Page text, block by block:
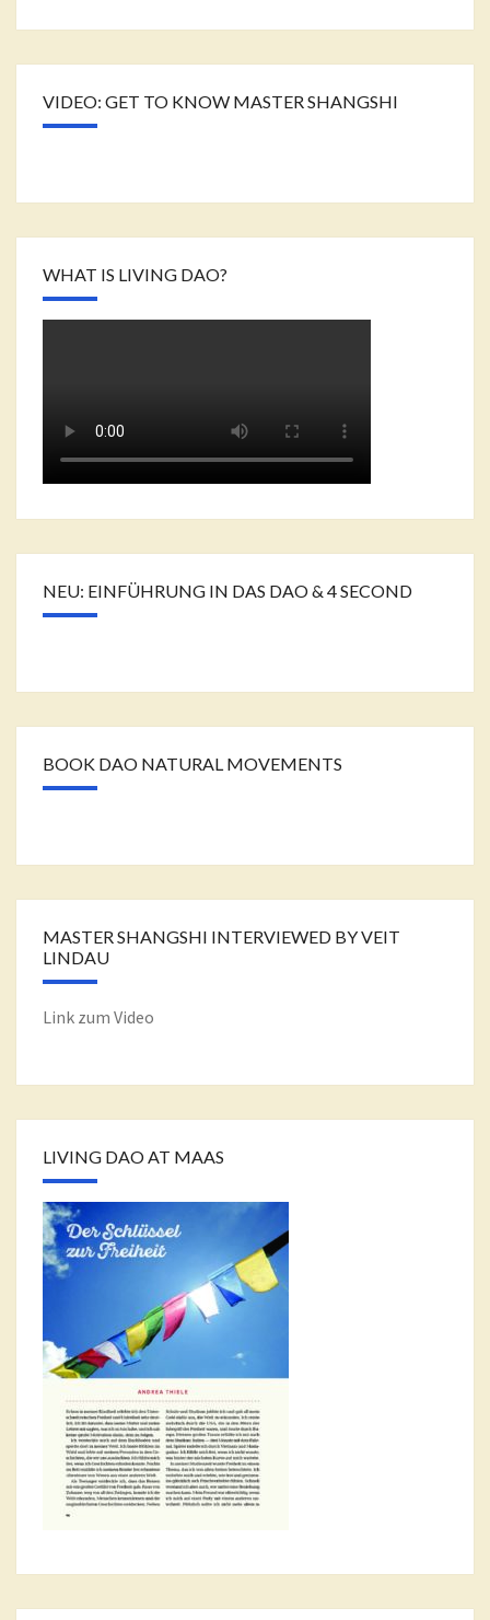
VIDEO: GET TO KNOW MASTER SHANGSHI
WHAT IS LIVING DAO?
NEU: EINFÜHRUNG IN DAS DAO & 4 SECOND
BOOK DAO NATURAL MOVEMENTS
MASTER SHANGSHI INTERVIEWED BY VEIT
LINDAU
Link zum Video
LIVING DAO AT MAAS